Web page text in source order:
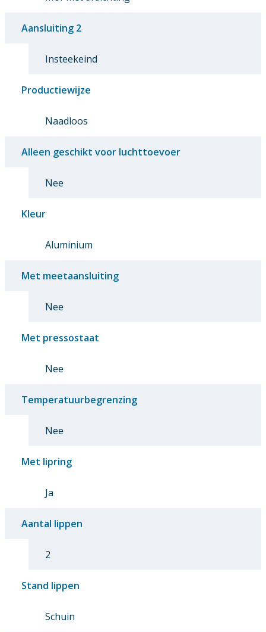
Aansluiting 2
Insteekeind
Productiewijze
Naadloos
Alleen geschikt voor luchttoevoer
Nee
Kleur
Aluminium
Met meetaansluiting
Nee
Met pressostaat
Nee
Temperatuurbegrenzing
Nee
Met lipring
Ja
Aantal lippen
2
Stand lippen
Schuin